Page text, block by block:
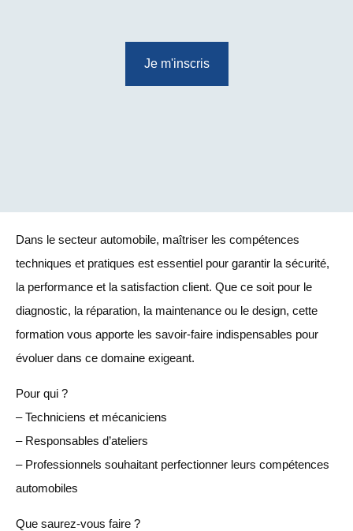
Je m'inscris
Dans le secteur automobile, maîtriser les compétences
techniques et pratiques est essentiel pour garantir la sécurité,
la performance et la satisfaction client. Que ce soit pour le
diagnostic, la réparation, la maintenance ou le design, cette
formation vous apporte les savoir-faire indispensables pour
évoluer dans ce domaine exigeant.
Pour qui ?
– Techniciens et mécaniciens
– Responsables d’ateliers
– Professionnels souhaitant perfectionner leurs compétences
automobiles
Que saurez-vous faire ?